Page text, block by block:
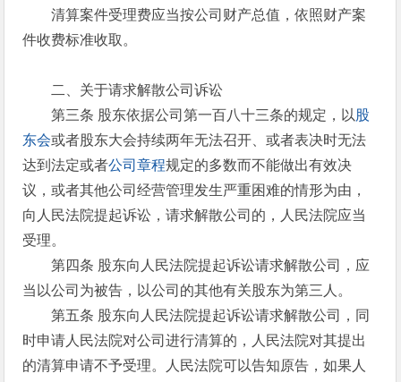
清算案件受理费应当按公司财产总值，依照财产案
件收费标准收取。
二、关于请求解散公司诉讼
第三条 股东依据公司第一百八十三条的规定，以 股
东会或者股东大会持续两年无法召开、或者表决时无法
达到法定或者公司章程规定的多数而不能做出有效决
议，或者其他公司经营管理发生严重困难的情形为由，
向人民法院提起诉讼，请求解散公司的，人民法院应当
受理。
第四条 股东向人民法院提起诉讼请求解散公司，应
当以公司为被告，以公司的其他有关股东为第三人。
第五条 股东向人民法院提起诉讼请求解散公司，同
时申请人民法院对公司进行清算的，人民法院对其提出
的清算申请不予受理。人民法院可以告知原告，如果人